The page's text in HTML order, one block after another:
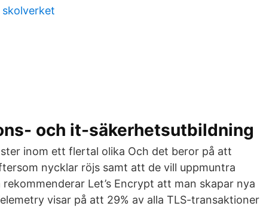
och it-säkerhetsutbildning
inom ett flertal olika Och det beror på att
nycklar röjs samt att de vill uppmuntra
Let’s Encrypt att man skapar nya
visar på att 29% av alla TLS-transaktioner